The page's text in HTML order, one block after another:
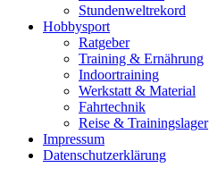
Stundenweltrekord
Hobbysport
Ratgeber
Training & Ernährung
Indoortraining
Werkstatt & Material
Fahrtechnik
Reise & Trainingslager
Impressum
Datenschutzerklärung